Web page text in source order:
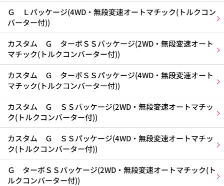
Ｇ Ｌパッケージ(4WD・無段変速オートマチック(トルクコン
バーター付))
カスタム Ｇ ターボＳＳパッケージ(2WD・無段変速オート
マチック(トルクコンバーター付))
カスタム Ｇ ターボＳＳパッケージ(4WD・無段変速オート
マチック(トルクコンバーター付))
カスタム Ｇ ＳＳパッケージ(2WD・無段変速オートマチッ
ク(トルクコンバーター付))
カスタム Ｇ ＳＳパッケージ(4WD・無段変速オートマチッ
ク(トルクコンバーター付))
Ｇ ターボＳＳパッケージ(2WD・無段変速オートマチック(ト
ルクコンバーター付))